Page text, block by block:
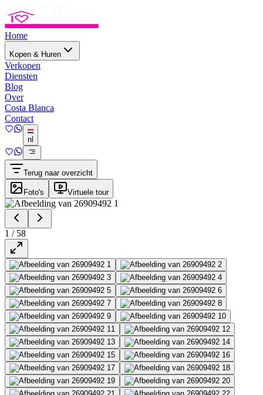
Home
Kopen & Huren
Verkopen
Diensten
Blog
Over
Costa Blanca
Contact
nl
Terug naar overzicht
Foto's Virtuele tour
1 / 58